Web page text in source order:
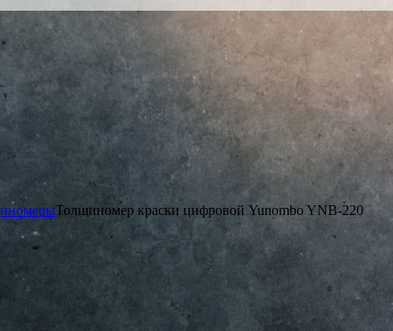
Толщиномер краски цифровой Yunombo YNB-220